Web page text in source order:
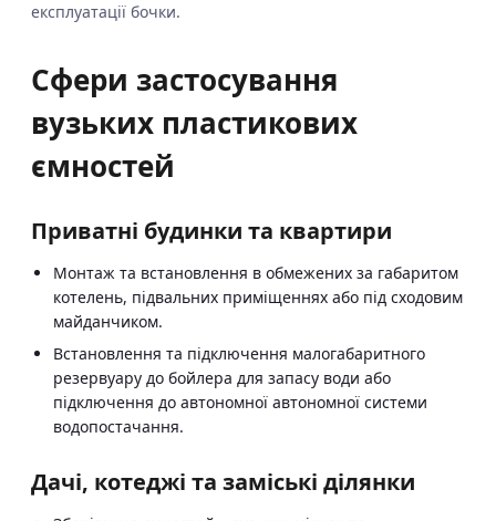
експлуатації бочки.
Сфери застосування
вузьких пластикових
ємностей
Приватні будинки та квартири
Монтаж та встановлення в обмежених за габаритом
котелень, підвальних приміщеннях або під сходовим
майданчиком.
Встановлення та підключення малогабаритного
резервуару до бойлера для запасу води або
підключення до автономної автономної системи
водопостачання.
Дачі, котеджі та заміські ділянки